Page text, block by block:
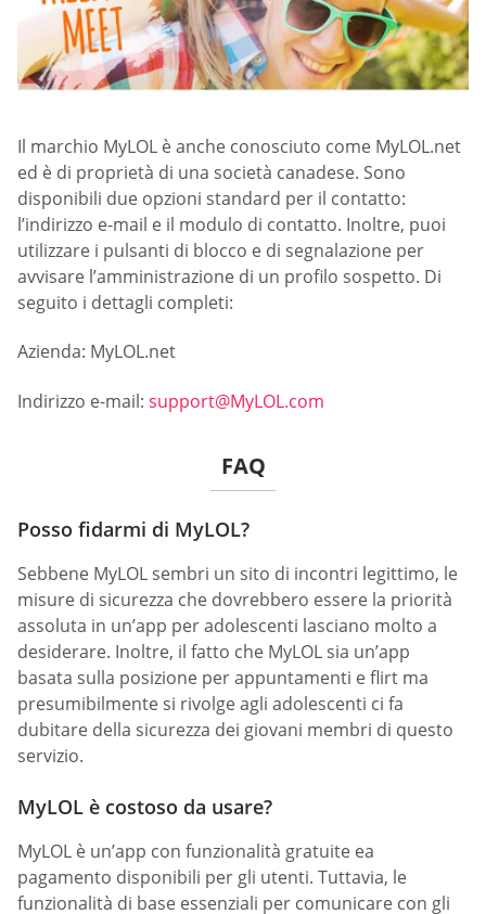
Il marchio MyLOL è anche conosciuto come MyLOL.net
ed è di proprietà di una società canadese. Sono
disponibili due opzioni standard per il contatto:
l’indirizzo e-mail e il modulo di contatto. Inoltre, puoi
utilizzare i pulsanti di blocco e di segnalazione per
avvisare l’amministrazione di un profilo sospetto. Di
seguito i dettagli completi:
Azienda: MyLOL.net
Indirizzo e-mail: support@MyLOL.com
FAQ
Posso fidarmi di MyLOL?
Sebbene MyLOL sembri un sito di incontri legittimo, le
misure di sicurezza che dovrebbero essere la priorità
assoluta in un’app per adolescenti lasciano molto a
desiderare. Inoltre, il fatto che MyLOL sia un’app
basata sulla posizione per appuntamenti e flirt ma
presumibilmente si rivolge agli adolescenti ci fa
dubitare della sicurezza dei giovani membri di questo
servizio.
MyLOL è costoso da usare?
MyLOL è un’app con funzionalità gratuite ea
pagamento disponibili per gli utenti. Tuttavia, le
funzionalità di base essenziali per comunicare con gli